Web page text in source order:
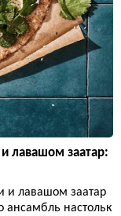
лавашом заатар:
и лавашом заатар
ансамбль настольк